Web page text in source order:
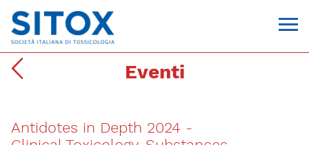
Eventi
Antidotes in Depth 2024 -